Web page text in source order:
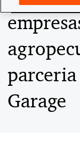
parceria
Garage